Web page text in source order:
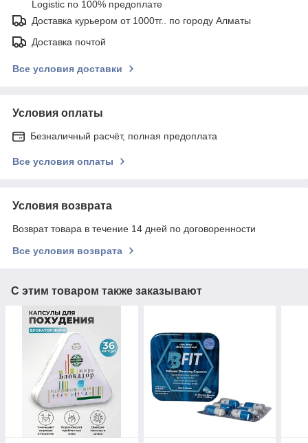
Logistic по 100% предоплате
Доставка курьером от 1000тг.. по городу Алматы
Доставка почтой
Все условия доставки
Условия оплаты
Безналичный расчёт, полная предоплата
Все условия оплаты
Условия возврата
Возврат товара в течение 14 дней по договоренности
Все условия возврата
С этим товаром также заказывают